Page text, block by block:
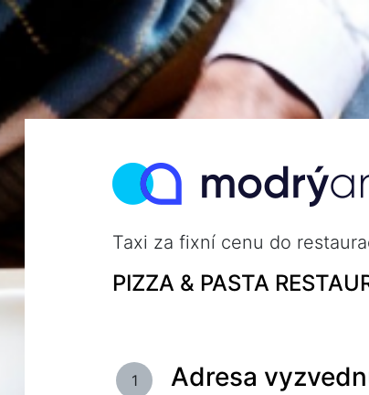
Taxi za fixní cenu do
PIZZA & PASTA
1 Adresa